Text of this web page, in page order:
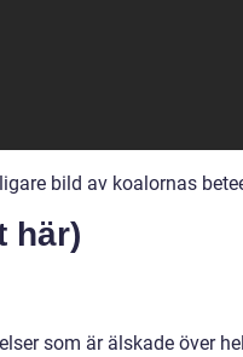
bild av koalornas
här)
som är älskade över